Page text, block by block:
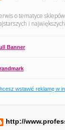
o tematyce
i
Banner
wstawić reklamę w
http://